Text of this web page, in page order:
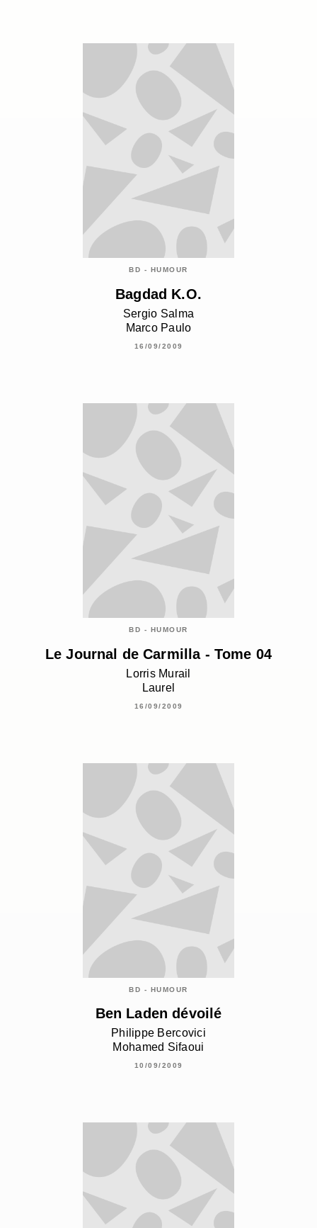
BD - HUMOUR
Bagdad K.O.
Sergio Salma
Marco Paulo
16/09/2009
BD - HUMOUR
Le Journal de Carmilla - Tome 04
Lorris Murail
Laurel
16/09/2009
BD - HUMOUR
Ben Laden dévoilé
Philippe Bercovici
Mohamed Sifaoui
10/09/2009